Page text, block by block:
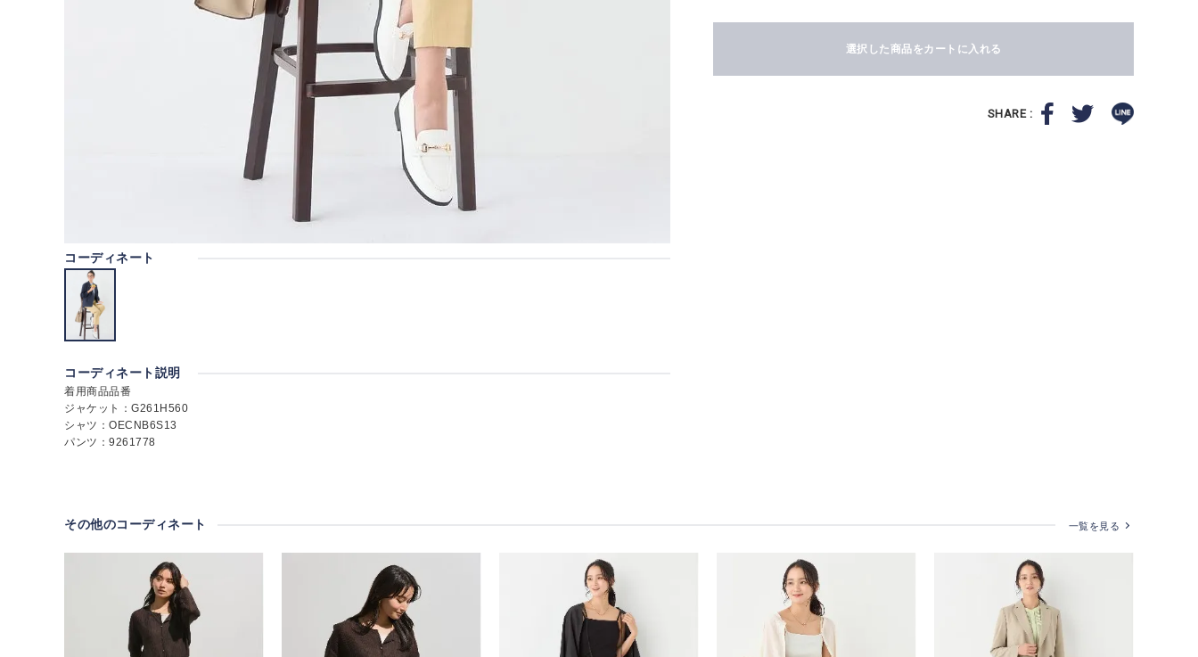
コーディネート
コーディネート説明
着用商品品番
ジャケット：G261H560
シャツ：OECNB6S13
パンツ：9261778
選択した商品をカートに入れる
SHARE :
その他のコーディネート 一覧を見る